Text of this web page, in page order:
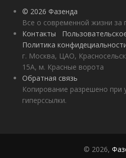
© 2026 Фазенда
Все о современной жизни за
Контакты
Политика
г. Москва, ЦАО,
15А, м. Красные ворота
Обратная связь
Копирование разрешено при
гиперссылки.
© 2026,